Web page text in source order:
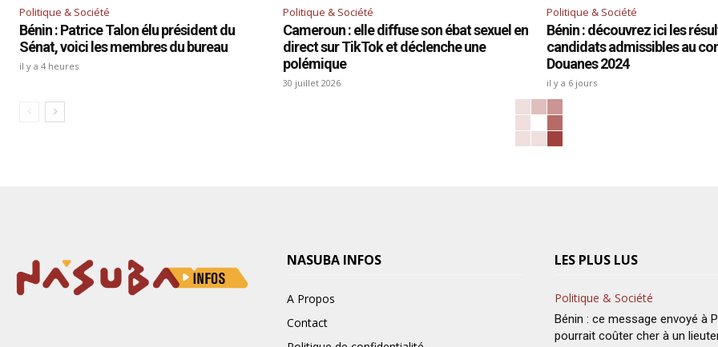
Politique & Société
Bénin : Patrice Talon élu président du
Sénat, voici les membres du bureau
il y a 4 heures
Politique & Société
Cameroun : elle diffuse son ébat sexuel en
direct sur TikTok et déclenche une
polémique
30 juillet 2026
Politique & Société
Bénin : découvrez ici les
candidats admissibles au
Douanes 2024
il y a 6 jours
NASUBA INFOS
A Propos
Contact
LES PLUS LUS
Politique & Société
Bénin : ce message envoyé à
pourrait coûter cher à un